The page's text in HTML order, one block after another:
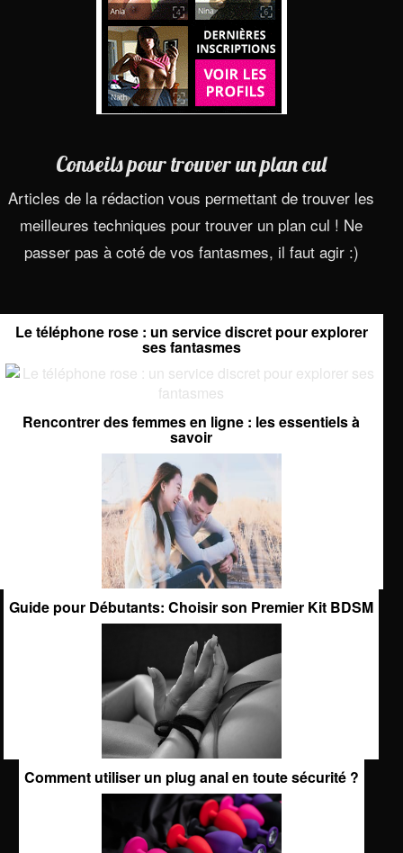
Conseils pour trouver un plan cul
Articles de la rédaction vous permettant de trouver les
meilleures techniques pour trouver un plan cul ! Ne
passer pas à coté de vos fantasmes, il faut agir :)
Le téléphone rose : un service discret pour explorer
ses fantasmes
Rencontrer des femmes en ligne : les essentiels à
savoir
Guide pour Débutants: Choisir son Premier Kit BDSM
Comment utiliser un plug anal en toute sécurité ?